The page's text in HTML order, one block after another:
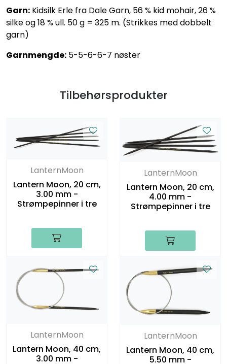
Garn: Kidsilk Erle fra Dale Garn, 56 % kid mohair, 26 %
silke og 18 % ull. 50 g = 325 m. (Strikkes med dobbelt
garn)
Garnmengde: 5-5-6-6-7 nøster
Tilbehørsprodukter
LanternMoon
Lantern Moon, 20 cm,
3.00 mm -
Strømpepinner i tre
LanternMoon
Lantern Moon, 20 cm,
4.00 mm -
Strømpepinner i tre
LanternMoon
Lantern Moon, 40 cm,
3.00 mm -
LanternMoon
Lantern Moon, 40 cm,
5.50 mm -